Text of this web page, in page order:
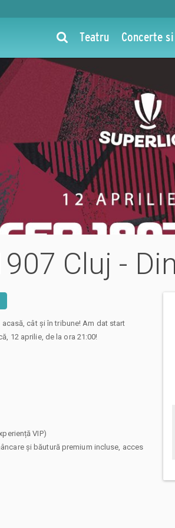
Teatru Concerte
Cluj -
cât și în tribune! Am dat start
12 aprilie, de la ora 21:00!
VIP)
și băutură premium incluse, acces